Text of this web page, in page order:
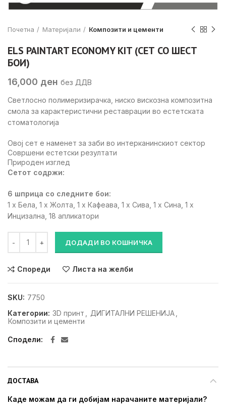
Почетна Материјали Композити и цементи
ELS PAINTART ECONOMY KIT (СЕТ СО ШЕСТ
БОИ)
16,000 ден без ДДВ
Светлосно полимеризирачка, ниско вискозна композитна
смола за карактеристични реставрации во естетската
стоматологија
Oвој сет е наменет за заби во интерканинскиот сектор
Совршени естетски резултати
Природен изглед
Сетот содржи:
6 шприца со следните бои:
1 x Бела, 1 x Жолта, 1 x Кафеава, 1 x Сива, 1 x Сина, 1 x
Инцизална, 18 апликатори
ДОДАДИ ВО КОШНИЧКА
Спореди Листа на желби
SKU: 7750
Категории: 3D принт ДИГИТАЛНИ РЕШЕНИЈА
Композити и цементи
Сподели
ДОСТАВА
Каде можам да ги добијам нарачаните материјали?